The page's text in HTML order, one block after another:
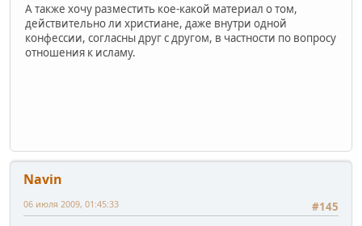
А также хочу разместить кое-какой материал о том,
действительно ли христиане, даже внутри одной
конфессии, согласны друг с другом, в частности по вопросу
отношения к исламу.
Navin
#145
06 июля 2009, 01:45:33